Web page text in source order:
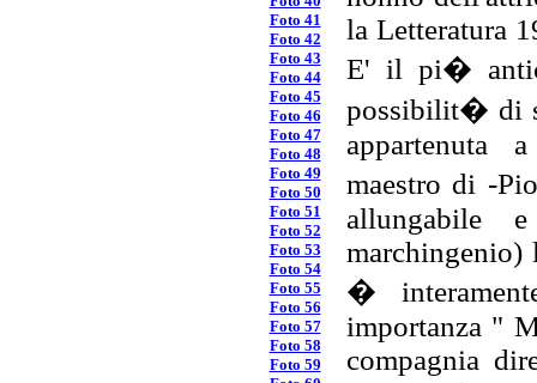
Foto 41
Foto 42
Foto 43
Foto 44
Foto 45
Foto 46
Foto 47
Foto 48
Foto 49
Foto 50
Foto 51
Foto 52
Foto 53
Foto 54
Foto 55
Foto 56
Foto 57
Foto 58
Foto 59
la Letteratura
E' il pi�
possibilit� di
appartenuta
maestro di -
allungabile
marchingenio)
�
importanza "
compagnia